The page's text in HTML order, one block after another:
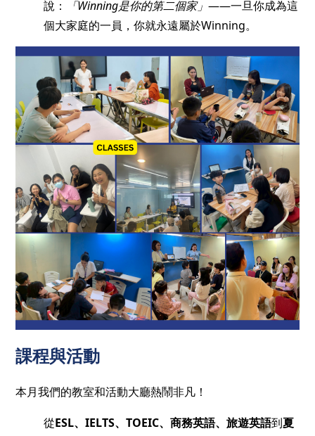
說：
「Winning是你的第二個家」——一旦你成為這
個大家庭的一員，你就永遠屬於Winning。
課程與活動
本月我們的教室和活動大廳熱鬧非凡！
從ESL、IELTS、TOEIC、商務英語、旅遊英語到夏